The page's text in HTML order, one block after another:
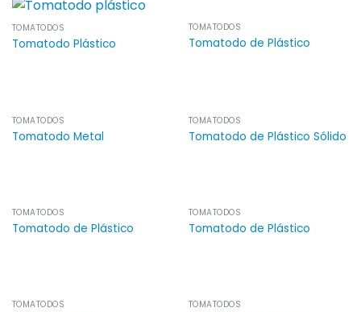
TOMATODOS
Tomatodo Plástico
TOMATODOS
Tomatodo de Plástico
TOMATODOS
Tomatodo Metal
TOMATODOS
Tomatodo de Plástico Sólido
TOMATODOS
Tomatodo de Plástico
TOMATODOS
Tomatodo de Plástico
TOMATODOS TOMATODOS